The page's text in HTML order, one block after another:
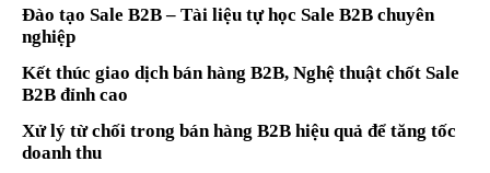
Đào tạo Sale B2B – Tài liệu tự học Sale B2B chuyên
nghiệp
Kết thúc giao dịch bán hàng B2B, Nghệ thuật chốt Sale
B2B đỉnh cao
Xử lý từ chối trong bán hàng B2B hiệu quả để tăng tốc
doanh thu